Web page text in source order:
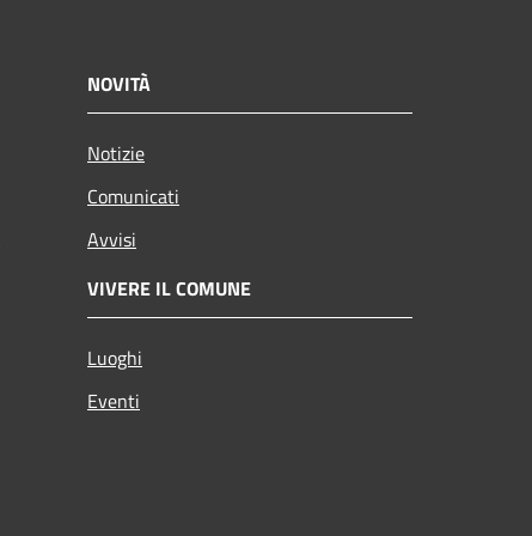
NOVITÀ
Notizie
Comunicati
Avvisi
VIVERE IL COMUNE
Luoghi
Eventi